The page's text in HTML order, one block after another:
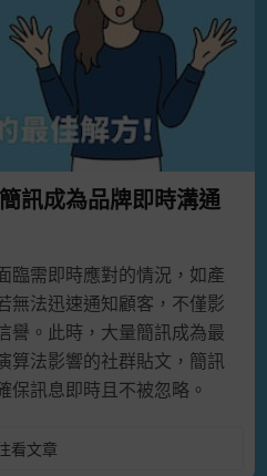
訊成為品牌即時溝通
臨需即時應對的情況，如產
無法迅速通知顧客，不僅影
譽。此時，大量簡訊成為最
算法影響的社群貼文，簡訊
保訊息即時且不被忽略。
看文章